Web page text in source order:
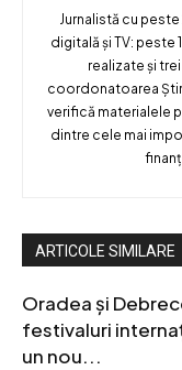
Jurnalistă cu
digitală și TV:
realizate și
coordonatoarea
verifică materialele
dintre cele mai
ARTICOLE SIMILARE
Oradea și
festivaluri
un nou...